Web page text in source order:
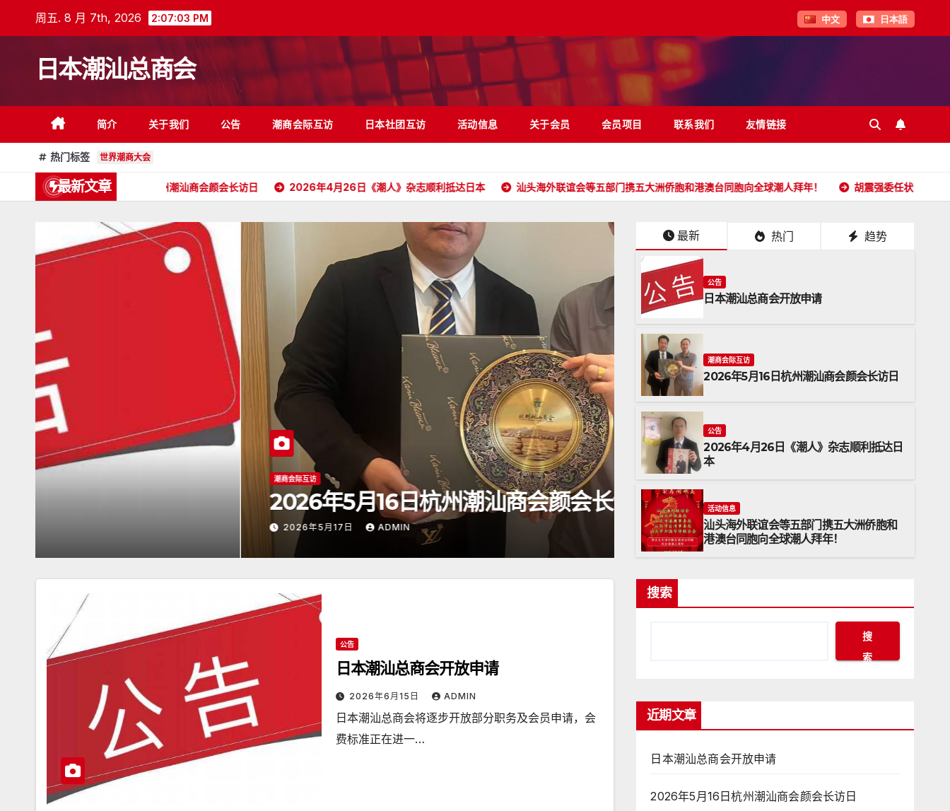
周五. 8 月 7th, 2026 2:07:05 PM 中文 日本語
日本潮汕总商会
简介 关于我们 公告 潮商会际互访 日本社团互访 活动信息 关于会员 会员项目 联系我们 友情链接
热门标签 世界潮商大会
最新文章
2026年5月16日杭州潮汕商会颜会长访日 2026年4月26日《潮人》杂志顺利抵达日本 汕头海外联谊会等五部门携五大洲侨胞和港澳台同胞向全球潮人拜年！ 胡震强委任状 日本潮汕
2026年5月16日杭州潮汕商会颜会长访日 2026年4月26日《潮人》杂志
2026年4月26日 ADMIN
最新 热门 趋势
公告
日本潮汕总商会开放申请
潮商会际互访
2026年5月16日杭州潮汕商会颜会长访日
公告
2026年4月26日《潮人》杂志顺利抵达日
本
活动信息
汕头海外联谊会等五部门携五大洲侨胞和
港澳台同胞向全球潮人拜年！
公告
日本潮汕总商会开放申请
2026年6月15日 ADMIN
日本潮汕总商会将逐步开放部分职务及会员申请，会
费标准正在进一…
搜索
搜
索
近期文章
日本潮汕总商会开放申请
2026年5月16日杭州潮汕商会颜会长访日